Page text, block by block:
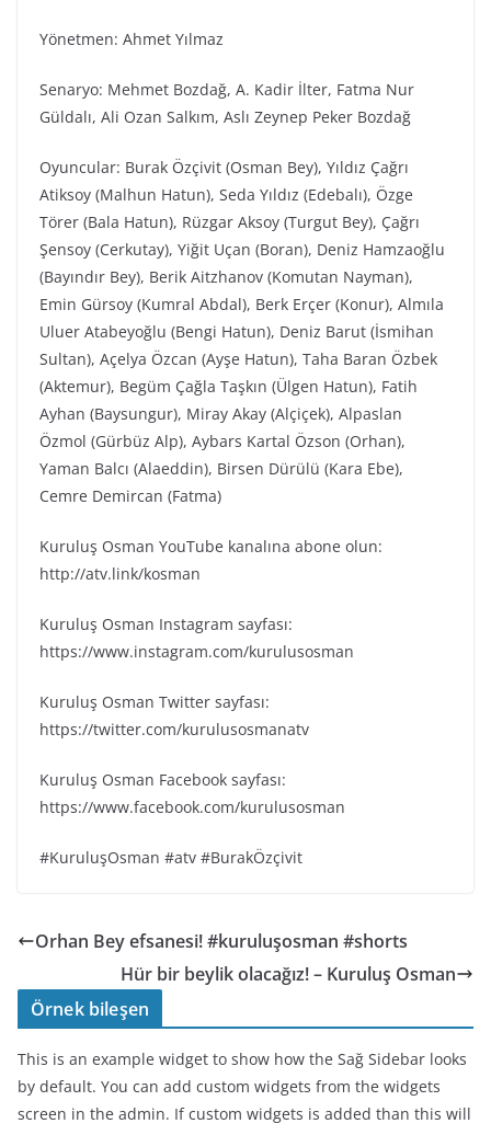
Yönetmen: Ahmet Yılmaz
Senaryo: Mehmet Bozdağ, A. Kadir İlter, Fatma Nur
Güldalı, Ali Ozan Salkım, Aslı Zeynep Peker Bozdağ
Oyuncular: Burak Özçivit (Osman Bey), Yıldız Çağrı
Atiksoy (Malhun Hatun), Seda Yıldız (Edebalı), Özge
Törer (Bala Hatun), Rüzgar Aksoy (Turgut Bey), Çağrı
Şensoy (Cerkutay), Yiğit Uçan (Boran), Deniz Hamzaoğlu
(Bayındır Bey), Berik Aitzhanov (Komutan Nayman),
Emin Gürsoy (Kumral Abdal), Berk Erçer (Konur), Almıla
Uluer Atabeyoğlu (Bengi Hatun), Deniz Barut (İsmihan
Sultan), Açelya Özcan (Ayşe Hatun), Taha Baran Özbek
(Aktemur), Begüm Çağla Taşkın (Ülgen Hatun), Fatih
Ayhan (Baysungur), Miray Akay (Alçiçek), Alpaslan
Özmol (Gürbüz Alp), Aybars Kartal Özson (Orhan),
Yaman Balcı (Alaeddin), Birsen Dürülü (Kara Ebe),
Cemre Demircan (Fatma)
Kuruluş Osman YouTube kanalına abone olun:
http://atv.link/kosman
Kuruluş Osman Instagram sayfası:
https://www.instagram.com/kurulusosman
Kuruluş Osman Twitter sayfası:
https://twitter.com/kurulusosmanatv
Kuruluş Osman Facebook sayfası:
https://www.facebook.com/kurulusosman
#KuruluşOsman #atv #BurakÖzçivit
Orhan Bey efsanesi! #kuruluşosman #shorts
Hür bir beylik olacağız! – Kuruluş Osman
Örnek bileşen
This is an example widget to show how the Sağ Sidebar looks
by default. You can add custom widgets from the widgets
screen in the admin. If custom widgets is added than this will